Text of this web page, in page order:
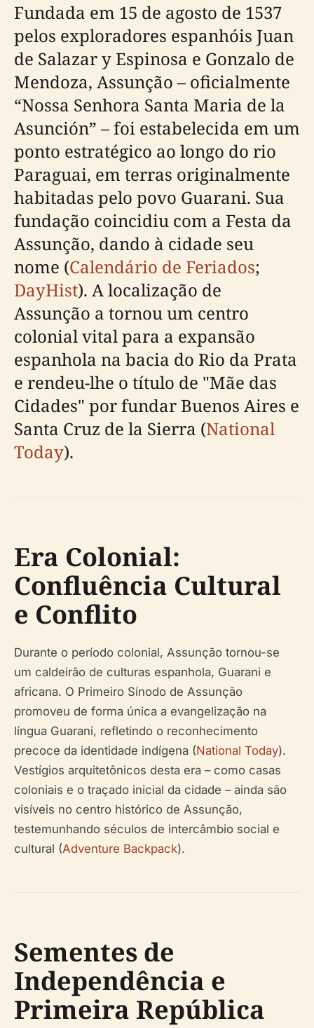
Fundada em 15 de agosto de 1537
pelos exploradores espanhóis Juan
de Salazar y Espinosa e Gonzalo de
Mendoza, Assunção – oficialmente
“Nossa Senhora Santa Maria de la
Asunción” – foi estabelecida em um
ponto estratégico ao longo do rio
Paraguai, em terras originalmente
habitadas pelo povo Guarani. Sua
fundação coincidiu com a Festa da
Assunção, dando à cidade seu
nome (Calendário de Feriados;
DayHist). A localização de
Assunção a tornou um centro
colonial vital para a expansão
espanhola na bacia do Rio da Prata
e rendeu-lhe o título de "Mãe das
Cidades" por fundar Buenos Aires e
Santa Cruz de la Sierra (National
Today).
Era Colonial:
Confluência Cultural
e Conflito
Durante o período colonial, Assunção tornou-se
um caldeirão de culturas espanhola, Guarani e
africana. O Primeiro Sínodo de Assunção
promoveu de forma única a evangelização na
língua Guarani, refletindo o reconhecimento
precoce da identidade indígena (National Today).
Vestígios arquitetônicos desta era – como casas
coloniais e o traçado inicial da cidade – ainda são
visíveis no centro histórico de Assunção,
testemunhando séculos de intercâmbio social e
cultural (Adventure Backpack).
Sementes de
Independência e
Primeira República